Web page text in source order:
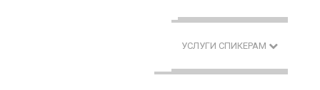
УСЛУГИ СПИКЕРАМ